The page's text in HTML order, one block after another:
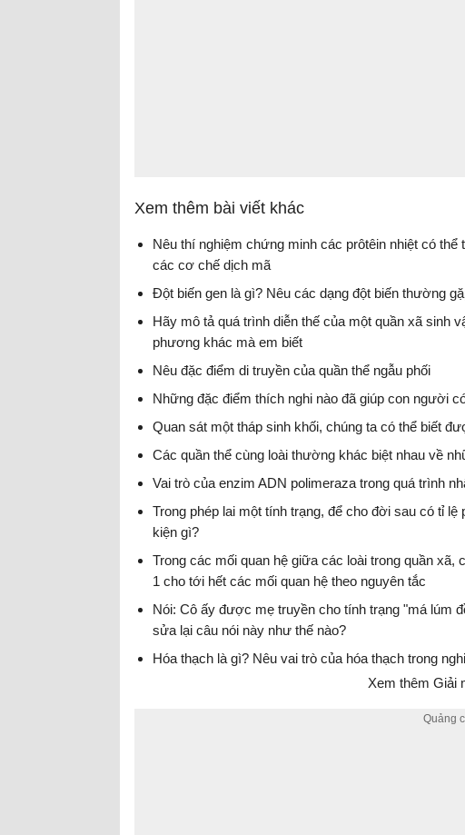
Xem thêm bài viết khác
Nêu thí nghiệm chứng minh các prôtêin nhiệt có
các cơ chế dịch mã
Đột biến gen là gì? Nêu các dạng đột biến thường
Hãy mô tả quá trình diễn thế của một quần xã sinh
phương khác mà em biết
Nêu đặc điểm di truyền của quần thể ngẫu phối
Những đặc điểm thích nghi nào đã giúp con người
Quan sát một tháp sinh khối, chúng ta có thể biết
Các quần thể cùng loài thường khác biệt nhau về
Vai trò của enzim ADN polimeraza trong quá trình
Trong phép lai một tính trạng, để cho đời sau có tỉ
kiện gì?
Trong các mối quan hệ giữa các loài trong quần
1 cho tới hết các mối quan hệ theo nguyên tắc
Nói: Cô ấy được mẹ truyền cho tính trạng "má lúm
sửa lại câu nói này như thế nào?
Hóa thạch là gì? Nêu vai trò của hóa thạch trong
Xem thêm Giải